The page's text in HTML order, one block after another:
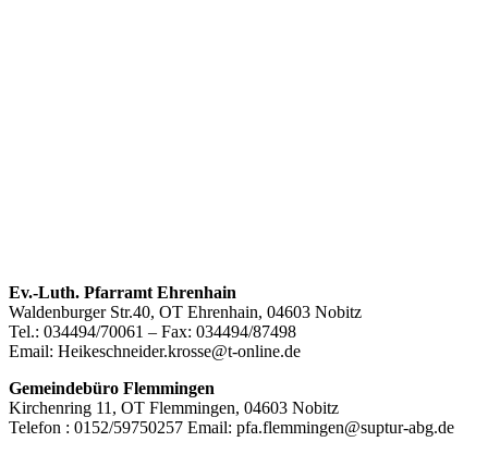
Footer
Inhalt
Ev.-Luth. Pfarramt Ehrenhain
Waldenburger Str.40, OT Ehrenhain, 04603 Nobitz
Tel.: 034494/70061 – Fax: 034494/87498
Email: Heikeschneider.krosse@t-online.de
Gemeindebüro Flemmingen
Kirchenring 11, OT Flemmingen, 04603 Nobitz
Telefon : 0152/59750257 Email: pfa.flemmingen@suptur-abg.de